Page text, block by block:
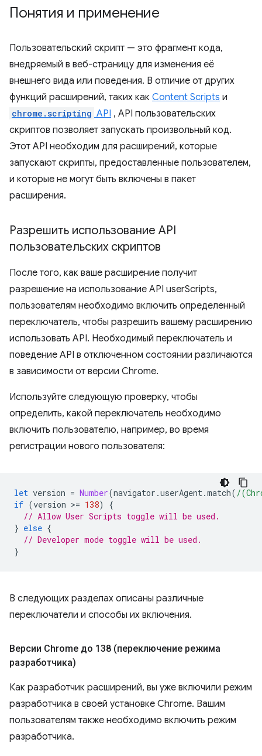
Понятия и применение
Пользовательский скрипт — это фрагмент кода,
внедряемый в веб-страницу для изменения её
внешнего вида или поведения. В отличие от других
функций расширений, таких как Content Scripts и
chrome.scripting API , API пользовательских
скриптов позволяет запускать произвольный код.
Этот API необходим для расширений, которые
запускают скрипты, предоставленные пользователем,
и которые не могут быть включены в пакет
расширения.
Разрешить использование API
пользовательских скриптов
После того, как ваше расширение получит
разрешение на использование API userScripts,
пользователям необходимо включить определенный
переключатель, чтобы разрешить вашему расширению
использовать API. Необходимый переключатель и
поведение API в отключенном состоянии различаются
в зависимости от версии Chrome.
Используйте следующую проверку, чтобы
определить, какой переключатель необходимо
включить пользователю, например, во время
регистрации нового пользователя:
let version = Number(navigator .userAgent.match( /
if (version >= 138)
{
// Allow User Scripts toggle will be used.
} else {
// Developer mode toggle will be used.
}
В следующих разделах описаны различные
переключатели и способы их включения.
Версии Chrome до 138 (переключение режима
разработчика)
Как разработчик расширений, вы уже включили режим
разработчика в своей установке Chrome. Вашим
пользователям также необходимо включить режим
разработчика.